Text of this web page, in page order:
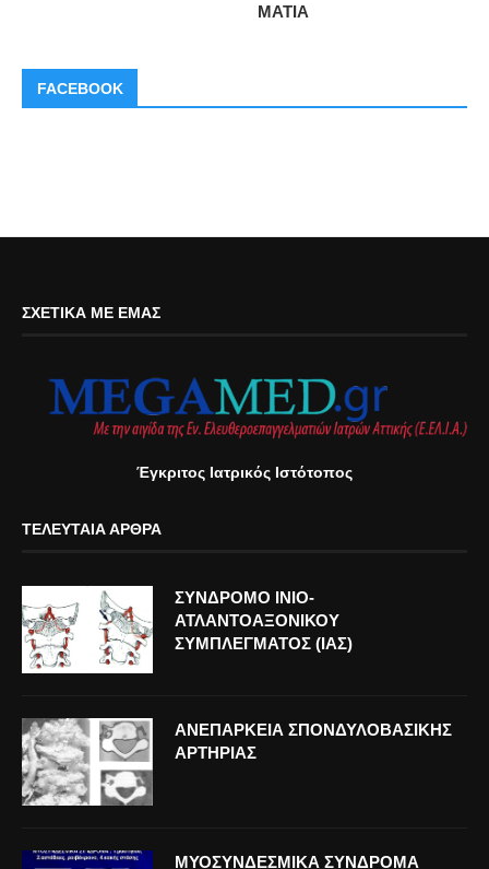
ΜΑΤΙΑ
FACEBOOK
ΣΧΕΤΙΚΆ ΜΕ ΕΜΆΣ
Έγκριτος Ιατρικός Ιστότοπος
ΤΕΛΕΥΤΑΊΑ ΆΡΘΡΑ
ΣΥΝΔΡΟΜΟ ΙΝΙΟ-
ΑΤΛΑΝΤΟΑΞΟΝΙΚΟΥ
ΣΥΜΠΛΕΓΜΑΤΟΣ (ΙΑΣ)
ΑΝΕΠΑΡΚΕΙΑ ΣΠΟΝΔΥΛΟΒΑΣΙΚΗΣ
ΑΡΤΗΡΙΑΣ
ΜΥΟΣΥΝΔΕΣΜΙΚΑ ΣΥΝΔΡΟΜΑ